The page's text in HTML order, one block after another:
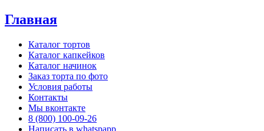
Главная
Каталог тортов
Каталог капкейков
Каталог начинок
Заказ торта по фото
Условия работы
Контакты
Мы вконтакте
8 (800) 100-09-26
Написать в whatspapp